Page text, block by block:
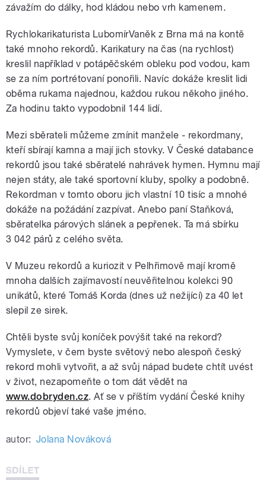
závažím do dálky, hod kládou nebo vrh kamenem.
Rychlokarikaturista LubomírVaněk z Brna má na kontě
také mnoho rekordů. Karikatury na čas (na rychlost)
kreslil například v potápěčském obleku pod vodou, kam
se za ním portrétovaní ponořili. Navíc dokáže kreslit lidi
oběma rukama najednou, každou rukou někoho jiného.
Za hodinu takto vypodobnil 144 lidí.
Mezi sběrateli můžeme zmínit manžele - rekordmany,
kteří sbírají kamna a mají jich stovky. V České databance
rekordů jsou také sběratelé nahrávek hymen. Hymnu mají
nejen státy, ale také sportovní kluby, spolky a podobně.
Rekordman v tomto oboru jich vlastní 10 tisíc a mnohé
dokáže na požádání zazpívat. Anebo paní Staňková,
sběratelka párových slánek a pepřenek. Ta má sbírku
3 042 párů z celého světa.
V Muzeu rekordů a kuriozit v Pelhřimově mají kromě
mnoha dalších zajímavostí neuvěřitelnou kolekci 90
unikátů, které Tomáš Korda (dnes už nežijící) za 40 let
slepil ze sirek.
Chtěli byste svůj koníček povýšit také na rekord?
Vymyslete, v čem byste světový nebo alespoň český
rekord mohli vytvořit, a až svůj nápad budete chtít uvést
v život, nezapomeňte o tom dát vědět na
www.dobryden.cz. Ať se v příštím vydání České knihy
rekordů objeví také vaše jméno.
autor: Jolana Nováková